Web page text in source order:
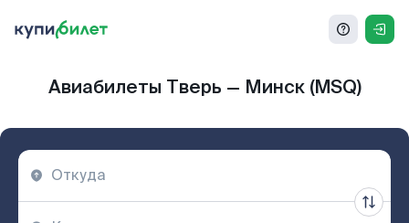
Авиабилеты Тверь — Минск (MSQ)